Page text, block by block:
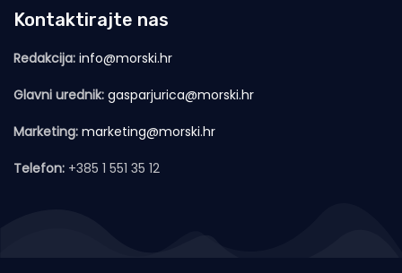
Kontaktirajte nas
Redakcija: info@morski.hr
Glavni urednik: gasparjurica@morski.hr
Marketing: marketing@morski.hr
Telefon: +385 1 551 35 12